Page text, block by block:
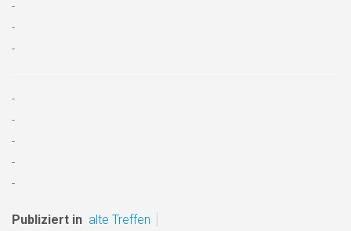
Publiziert in alte Treffen